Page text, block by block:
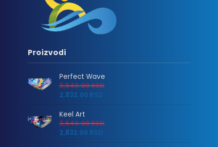
Proizvodi
Perfect Wave
3,540.00RSD
2,832.00 RSD
Keel Art
3,540.00RSD
2,832.00 RSD